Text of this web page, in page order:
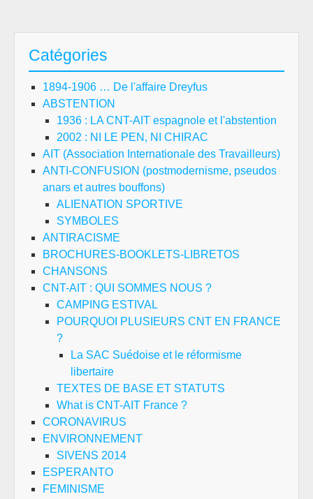
Catégories
1894-1906 … De l'affaire Dreyfus
ABSTENTION
1936 : LA CNT-AIT espagnole et l'abstention
2002 : NI LE PEN, NI CHIRAC
AIT (Association Internationale des Travailleurs)
ANTI-CONFUSION (postmodernisme, pseudos
anars et autres bouffons)
ALIENATION SPORTIVE
SYMBOLES
ANTIRACISME
BROCHURES-BOOKLETS-LIBRETOS
CHANSONS
CNT-AIT : QUI SOMMES NOUS ?
CAMPING ESTIVAL
POURQUOI PLUSIEURS CNT EN FRANCE
?
La SAC Suédoise et le réformisme
libertaire
TEXTES DE BASE ET STATUTS
What is CNT-AIT France ?
CORONAVIRUS
ENVIRONNEMENT
SIVENS 2014
ESPERANTO
FEMINISME